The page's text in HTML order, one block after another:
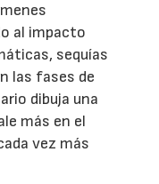
al impacto
sequías
las fases de
dibuja una
más en el
vez más